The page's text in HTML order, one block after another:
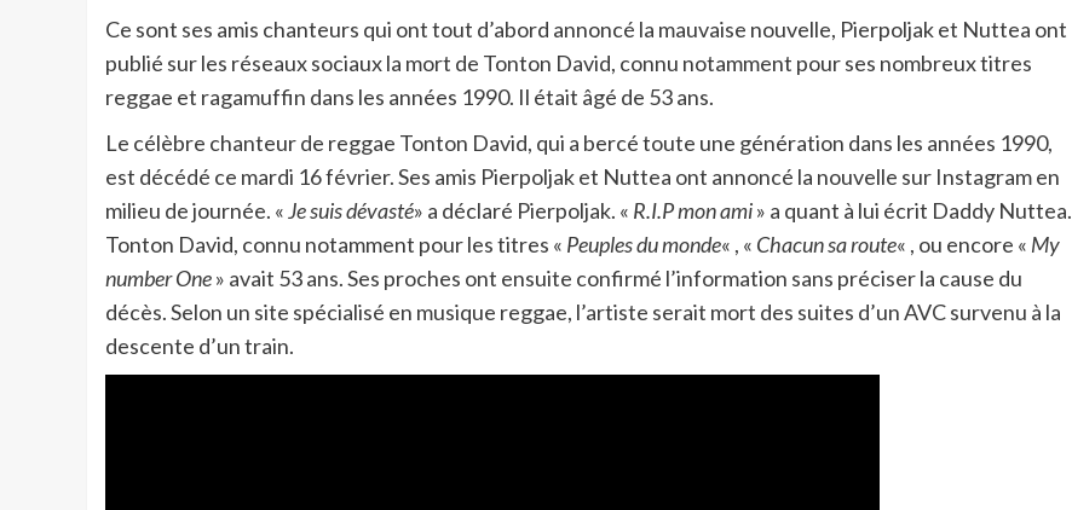
Ce sont ses amis chanteurs qui ont tout d’abord annoncé la mauvaise nouvelle, Pierpoljak et Nuttea ont
publié sur les réseaux sociaux la mort de Tonton David, connu notamment pour ses nombreux titres
reggae et ragamuffin dans les années 1990. Il était âgé de 53 ans.
Le célèbre chanteur de reggae Tonton David, qui a bercé toute une génération dans les années 1990,
est décédé ce mardi 16 février. Ses amis Pierpoljak et Nuttea ont annoncé la nouvelle sur Instagram en
milieu de journée. «Je suis dévasté» a déclaré Pierpoljak. « R.I.P mon ami» a quant à lui écrit Daddy Nuttea.
Tonton David, connu notamment pour les titres « Peuples du monde« , « Chacun sa route« , ou encore « My
number One» avait 53 ans. Ses proches ont ensuite confirmé l’information sans préciser la cause du
décès. Selon un site spécialisé en musique reggae, l’artiste serait mort des suites d’un AVC survenu à la
descente d’un train.